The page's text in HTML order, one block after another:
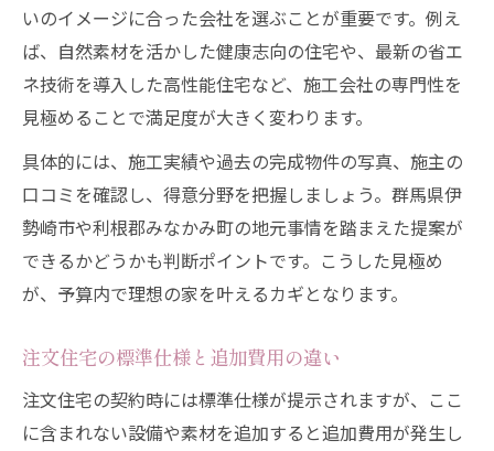
いのイメージに合った会社を選ぶことが重要です。例え
ば、自然素材を活かした健康志向の住宅や、最新の省エ
ネ技術を導入した高性能住宅など、施工会社の専門性を
見極めることで満足度が大きく変わります。
具体的には、施工実績や過去の完成物件の写真、施主の
口コミを確認し、得意分野を把握しましょう。群馬県伊
勢崎市や利根郡みなかみ町の地元事情を踏まえた提案が
できるかどうかも判断ポイントです。こうした見極め
が、予算内で理想の家を叶えるカギとなります。
注文住宅の標準仕様と追加費用の違い
注文住宅の契約時には標準仕様が提示されますが、ここ
に含まれない設備や素材を追加すると追加費用が発生し